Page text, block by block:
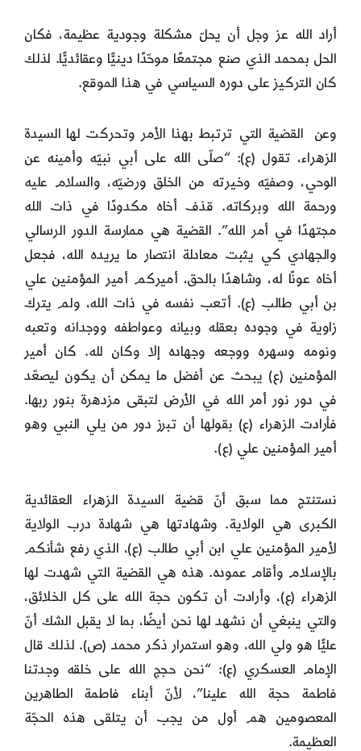
أراد الله عز وجل أن يحلّ مشكلة وجودية عظيمة، فكان
الحل بمحمد الذي صنع مجتمعًا موحّدًا دينيًّا وعقائديًّا. لذلك
كان التركيز على دوره السياسي في هذا الموقع.
وعن القضية التي ترتبط بهذا الأمر وتحركت لها السيدة
الزهراء، تقول (ع): “صلّى الله على أبي نبيّه وأمينه عن
الوحي، وصفيّه وخيرته من الخلق ورضيّه، والسلام عليه
ورحمة الله وبركاته. قذف أخاه مكدودًا في ذات الله
مجتهدًا في أمر الله”. القضية هي ممارسة الدور الرسالي
والجهادي كي يثبت معادلة انتصار ما يريده الله، فجعل
أخاه عونًا له، وشاهدًا بالحق، أميركم أمير المؤمنين علي
بن أبي طالب (ع). أتعب نفسه في ذات الله، ولم يترك
زاوية في وجوده بعقله وبيانه وعواطفه ووجدانه وتعبه
ونومه وسهره ووجعه وجهاده إلا وكان لله. كان أمير
المؤمنين (ع) يبحث عن أفضل ما يمكن أن يكون ليصعّد
في دور نور أمر الله في الأرض لتبقى مزدهرة بنور ربها.
فأرادت الزهراء (ع) بقولها أن تبرز دور من يلي النبي وهو
أمير المؤمنين علي (ع).
نستنتج مما سبق أنّ قضية السيدة الزهراء العقائدية
الكبرى هي الولاية. وشهادتها هي شهادة درب الولاية
لأمير المؤمنين علي ابن أبي طالب (ع)، الذي رفع شأنكم
بالإسلام وأقام عموده. هذه هي القضية التي شهدت لها
الزهراء (ع)، وأرادت أن تكون حجة الله على كل الخلائق،
والتي ينبغي أن نشهد لها نحن أيضًا، بما لا يقبل الشك أنّ
عليًّا هو ولي الله، وهو استمرار ذكر محمد (ص). لذلك قال
الإمام العسكري (ع): “نحن حجج الله على خلقه وجدتنا
فاطمة حجة الله علينا”، لأنّ أبناء فاطمة الطاهرين
المعصومين هم أول من يجب أن يتلقى هذه الحجّة
العظيمة.